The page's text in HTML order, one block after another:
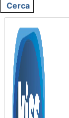
Cerca